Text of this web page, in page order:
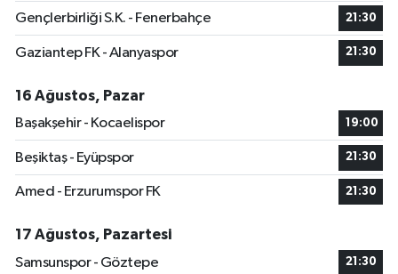
Gençlerbirliği S.K. - Fenerbahçe 21:30
Gaziantep FK - Alanyaspor 21:30
16 Ağustos, Pazar
Başakşehir - Kocaelispor
19:00
Beşiktaş - Eyüpspor 21:30
Amed - Erzurumspor FK 21:30
17 Ağustos, Pazartesi
Samsunspor - Göztepe
21:30